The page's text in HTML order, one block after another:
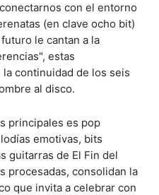
con el entorno
(en clave ocho bit)
le cantan a la
estas
continuidad de los seis
al disco.
principales es pop
emotivas, bits
guitarras de El Fin del
procesadas, consolidan la
que invita a celebrar con